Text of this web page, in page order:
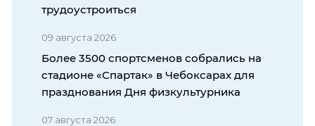
трудоустроиться
09 августа 2026
Более 3500 спортсменов собрались на
стадионе «Спартак» в Чебоксарах для
празднования Дня физкультурника
07 августа 2026